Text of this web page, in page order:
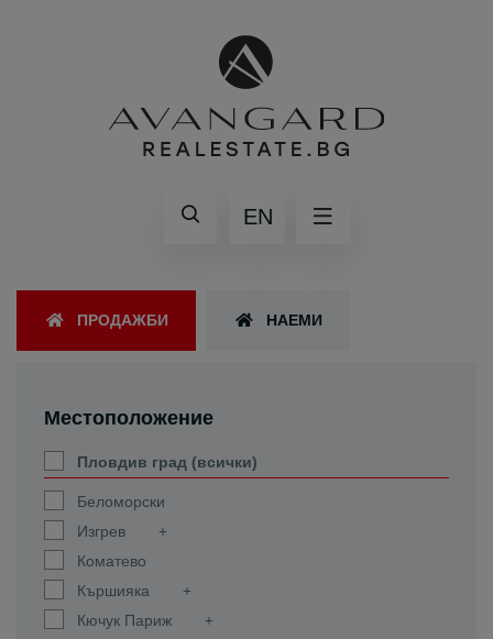
EN
ПРОДАЖБИ НАЕМИ
Местоположение
Пловдив град (всички)
Беломорски
Изгрев
Коматево
Кършияка
Кючук Париж